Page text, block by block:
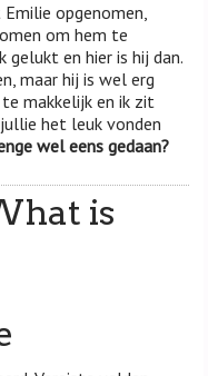
opgenomen,
om hem te
gelukt en hier is hij dan.
maar hij is wel erg
makkelijk en ik zit
het leuk vonden
wel eens gedaan?
is